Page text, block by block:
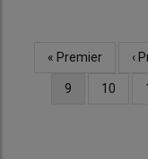
Première
« Premier ‹
Page
9 Page
10